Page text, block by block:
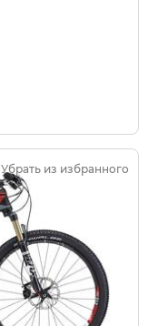
Убрать из избранного